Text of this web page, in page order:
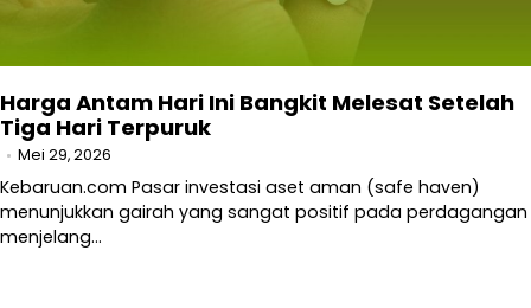
Harga Antam Hari Ini Bangkit Melesat Setelah
Tiga Hari Terpuruk
Mei 29, 2026
Kebaruan.com Pasar investasi aset aman (safe haven)
menunjukkan gairah yang sangat positif pada perdagangan
menjelang…